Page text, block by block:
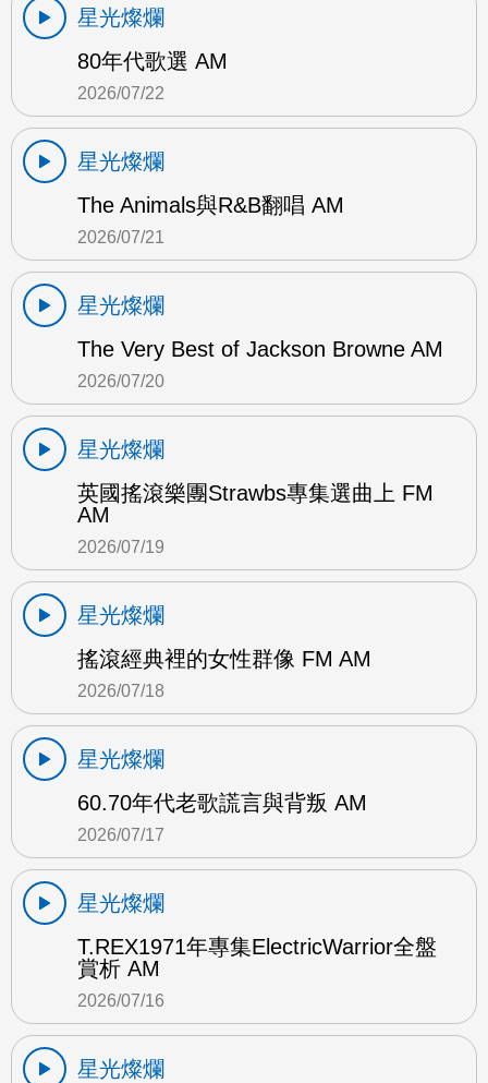
星光燦爛
80年代歌選 AM
2026/07/22
星光燦爛
The Animals與R&B翻唱 AM
2026/07/21
星光燦爛
The Very Best of Jackson Browne AM
2026/07/20
星光燦爛
英國搖滾樂團Strawbs專集選曲上 FM
AM
2026/07/19
星光燦爛
搖滾經典裡的女性群像 FM AM
2026/07/18
星光燦爛
60.70年代老歌謊言與背叛 AM
2026/07/17
星光燦爛
T.REX1971年專集ElectricWarrior全盤
賞析 AM
2026/07/16
星光燦爛